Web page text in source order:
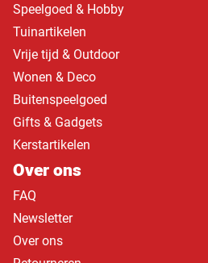
Speelgoed & Hobby
Tuinartikelen
Vrije tijd & Outdoor
Wonen & Deco
Buitenspeelgoed
Gifts & Gadgets
Kerstartikelen
Over ons
FAQ
Newsletter
Over ons